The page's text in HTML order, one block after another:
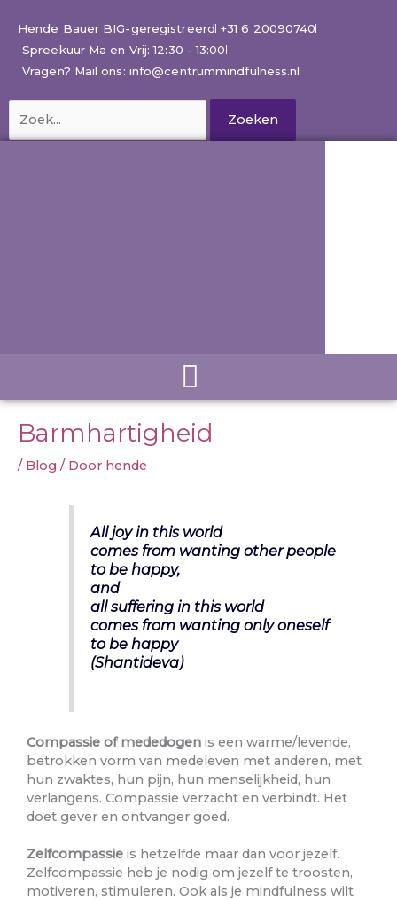
naar
inhoud
Hende Bauer BIG-geregistreerd +31 6 20090740
Spreekuur Ma en Vrij: 12:30 - 13:00
Vragen? Mail ons: info@centrummindfulness.nl
naar:
Barmhartigheid
/ Blog / Door hende
All joy in this world
comes from wanting other people
to be happy,
and
all suffering in this world
comes from wanting only oneself
to be happy
(Shantideva)
Compassie of mededogen is een warme/levende,
betrokken vorm van medeleven met anderen, met
hun zwaktes, hun pijn, hun menselijkheid, hun
verlangens. Compassie verzacht en verbindt. Het
doet gever en ontvanger goed.
Zelfcompassie is hetzelfde maar dan voor jezelf.
Zelfcompassie heb je nodig om jezelf te troosten,
motiveren, stimuleren. Ook als je mindfulness wilt